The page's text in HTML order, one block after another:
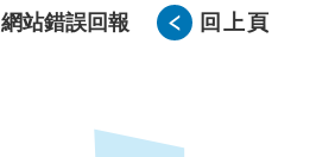
網站錯誤回報 回上頁